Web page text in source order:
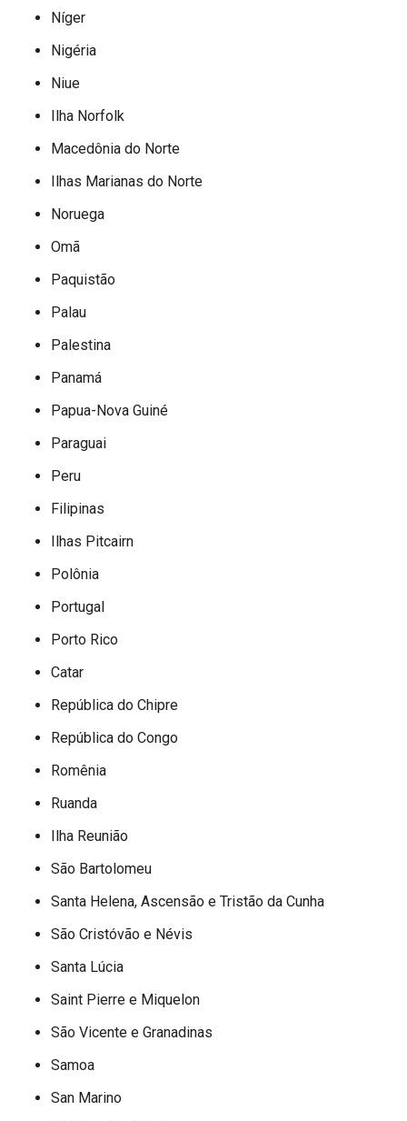
Níger
Nigéria
Niue
Ilha Norfolk
Macedônia do Norte
Ilhas Marianas do Norte
Noruega
Omã
Paquistão
Palau
Palestina
Panamá
Papua-Nova Guiné
Paraguai
Peru
Filipinas
Ilhas Pitcairn
Polônia
Portugal
Porto Rico
Catar
República do Chipre
República do Congo
Romênia
Ruanda
Ilha Reunião
São Bartolomeu
Santa Helena, Ascensão e Tristão da Cunha
São Cristóvão e Névis
Santa Lúcia
Saint Pierre e Miquelon
São Vicente e Granadinas
Samoa
San Marino